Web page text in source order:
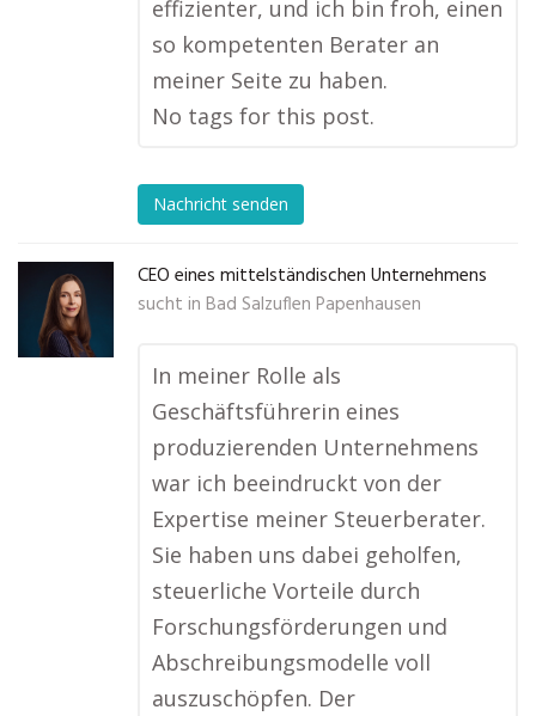
effizienter, und ich bin froh, einen
so kompetenten Berater an
meiner Seite zu haben.
No tags for this post.
Nachricht senden
CEO eines mittelständischen Unternehmens
sucht in Bad Salzuflen Papenhausen
In meiner Rolle als
Geschäftsführerin eines
produzierenden Unternehmens
war ich beeindruckt von der
Expertise meiner Steuerberater.
Sie haben uns dabei geholfen,
steuerliche Vorteile durch
Forschungsförderungen und
Abschreibungsmodelle voll
auszuschöpfen. Der